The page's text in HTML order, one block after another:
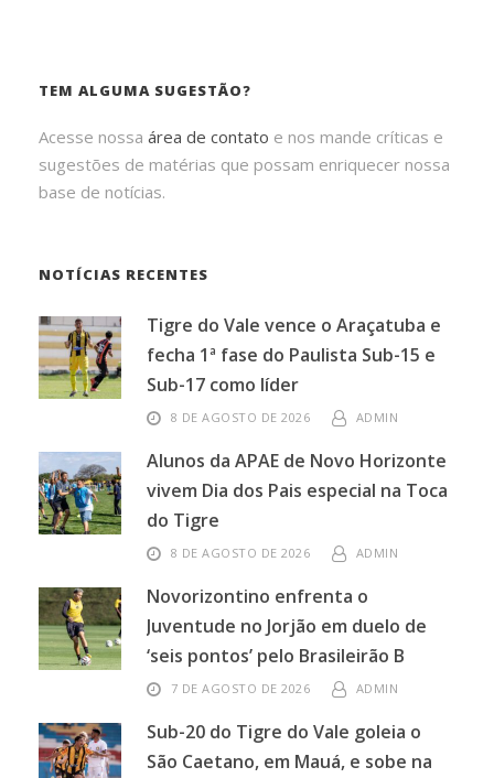
TEM ALGUMA SUGESTÃO?
Acesse nossa área de contato e nos mande críticas e
sugestões de matérias que possam enriquecer nossa
base de notícias.
NOTÍCIAS RECENTES
Tigre do Vale vence o Araçatuba e
fecha 1ª fase do Paulista Sub-15 e
Sub-17 como líder
8 DE AGOSTO DE 2026 ADMIN
Alunos da APAE de Novo Horizonte
vivem Dia dos Pais especial na Toca
do Tigre
8 DE AGOSTO DE 2026 ADMIN
Novorizontino enfrenta o
Juventude no Jorjão em duelo de
‘seis pontos’ pelo Brasileirão B
7 DE AGOSTO DE 2026 ADMIN
Sub-20 do Tigre do Vale goleia o
São Caetano, em Mauá, e sobe na